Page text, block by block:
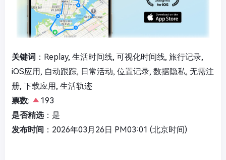
关键词 ：Replay, 生活时间线, 可视化时间线, 旅行记录,
iOS应用, 自动跟踪, 日常活动, 位置记录, 数据隐私, 无需注
册, 下载应用, 生活轨迹
票数:
193
是否精选：是
发布时间 ：2026年03月26日 PM03:01 (北京时间)